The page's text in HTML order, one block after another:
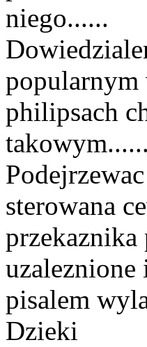
niego......
popularnym
philipsach
takowym......
sterowana
przekaznika
uzaleznione
pisalem
Dzieki